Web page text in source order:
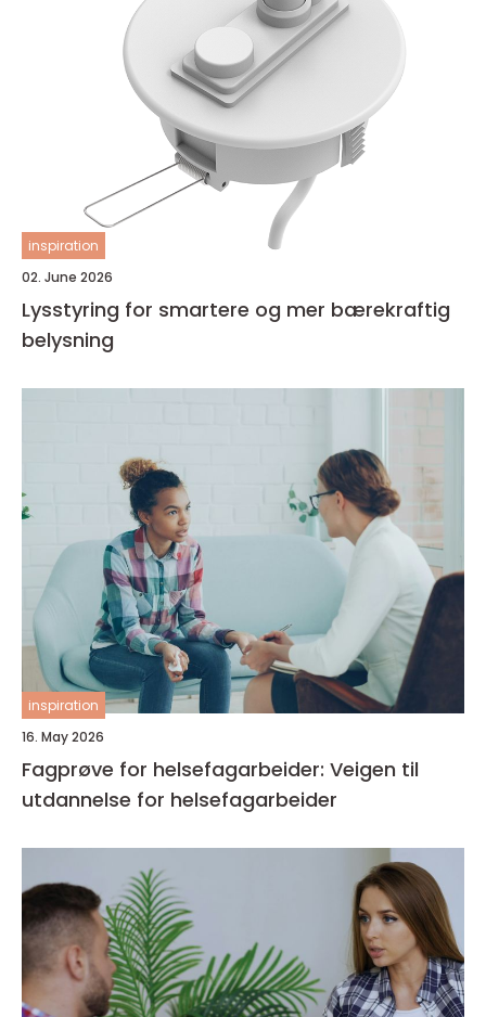
inspiration
02. June 2026
Lysstyring for smartere og mer bærekraftig
belysning
inspiration
16. May 2026
Fagprøve for helsefagarbeider: Veigen til
utdannelse for helsefagarbeider